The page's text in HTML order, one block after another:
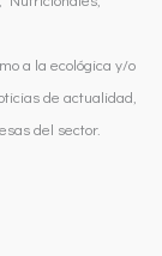
a la ecológica y/o
de actualidad,
del sector.